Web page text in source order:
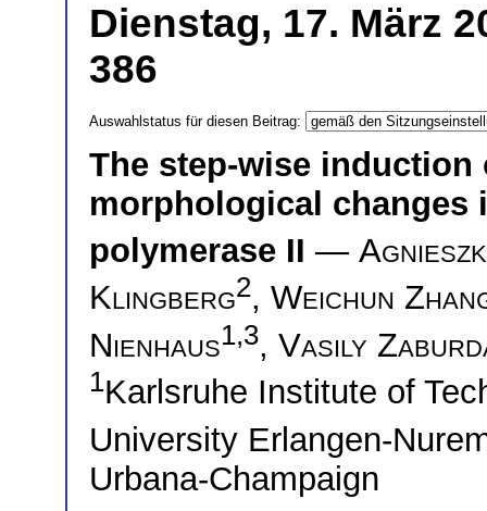
Dienstag, 17. März
386
Auswahlstatus für diesen Beitrag:
The step-wise
morphological changes
polymerase II —
Klingberg2, Weichun
Nienhaus1,3, Vasily
1Karlsruhe Institute of
University Erlangen-
Urbana-Champaign